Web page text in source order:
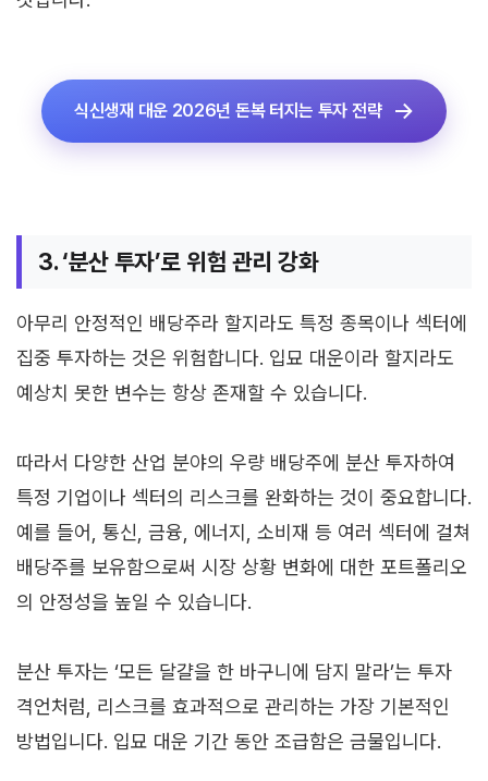
식신생재 대운 2026년 돈복 터지는 투자 전략
3. ‘분산 투자’로 위험 관리 강화
아무리 안정적인 배당주라 할지라도 특정 종목이나 섹터에
집중 투자하는 것은 위험합니다. 입묘 대운이라 할지라도
예상치 못한 변수는 항상 존재할 수 있습니다.
따라서 다양한 산업 분야의 우량 배당주에 분산 투자하여
특정 기업이나 섹터의 리스크를 완화하는 것이 중요합니다.
예를 들어, 통신, 금융, 에너지, 소비재 등 여러 섹터에 걸쳐
배당주를 보유함으로써 시장 상황 변화에 대한 포트폴리오
의 안정성을 높일 수 있습니다.
분산 투자는 ‘모든 달걀을 한 바구니에 담지 말라’는 투자
격언처럼, 리스크를 효과적으로 관리하는 가장 기본적인
방법입니다. 입묘 대운 기간 동안 조급함은 금물입니다.